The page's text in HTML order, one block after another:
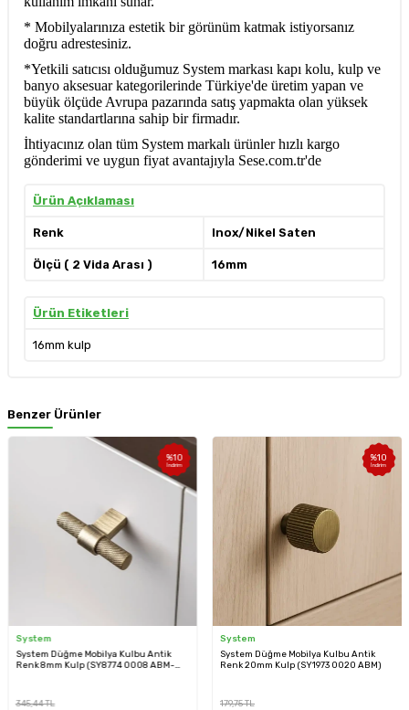
* Mobilyalarınıza estetik bir görünüm katmak istiyorsanız
doğru adrestesiniz.
*Yetkili satıcısı olduğumuz System markası kapı kolu, kulp ve
banyo aksesuar kategorilerinde Türkiye'de üretim yapan ve
büyük ölçüde Avrupa pazarında satış yapmakta olan yüksek
kalite standartlarına sahip bir firmadır.
İhtiyacınız olan tüm System markalı ürünler hızlı kargo
gönderimi ve uygun fiyat avantajıyla Sese.com.tr'de
Ürün Açıklaması
Renk Inox/Nikel Saten
Ölçü ( 2 Vida Arası ) 16mm
Ürün Etiketleri
16mm kulp
Benzer Ürünler
%10
İndirim
System
System Düğme Mobilya Kulbu Antik
Renk 8mm Kulp (SY8774 0008 ABM-
345,44TL
%10
İndirim
System
System Düğme Mobilya Kulbu Antik
Renk 20mm Kulp (SY1973 0020 ABM)
179,75TL